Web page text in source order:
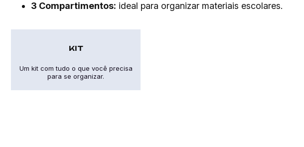
3 Compartimentos: ideal para organizar materiais escolares.
KIT
Um kit com tudo o que você precisa
para se organizar.